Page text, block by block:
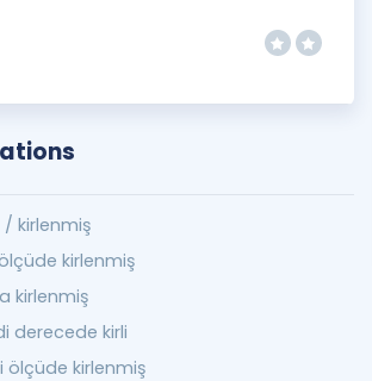
/ kirlenmiş
kirlenmiş
kirlenmiş
derecede kirli
ölçüde kirlenmiş